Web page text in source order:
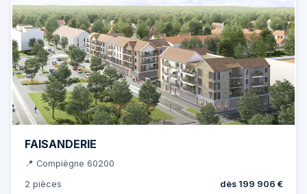
FAISANDERIE
📍 Compiègne 60200
2 pièces
dès 199 906 €